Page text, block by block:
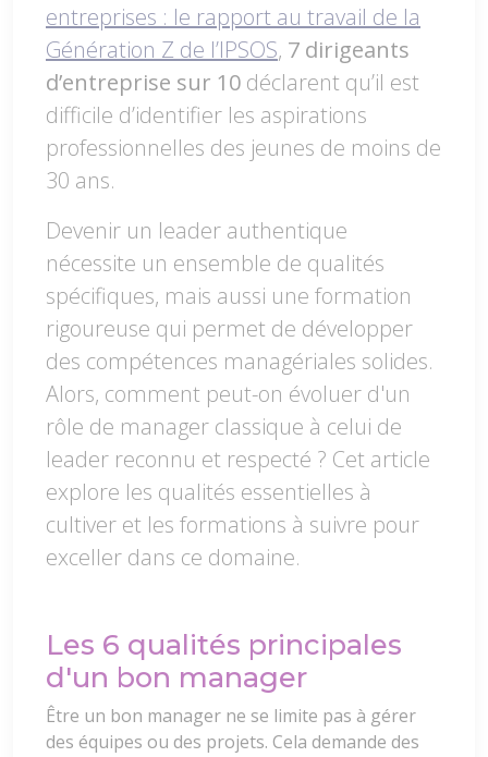
entreprises : le rapport au travail de la
Génération Z de l’IPSOS, 7 dirigeants
d’entreprise sur 10 déclarent qu’il est
difficile d’identifier les aspirations
professionnelles des jeunes de moins de
30 ans.
Devenir un leader authentique
nécessite un ensemble de qualités
spécifiques, mais aussi une formation
rigoureuse qui permet de développer
des compétences managériales solides.
Alors, comment peut-on évoluer d'un
rôle de manager classique à celui de
leader reconnu et respecté ? Cet article
explore les qualités essentielles à
cultiver et les formations à suivre pour
exceller dans ce domaine.
Les 6 qualités principales
d'un bon manager
Être un bon manager ne se limite pas à gérer
des équipes ou des projets. Cela demande des